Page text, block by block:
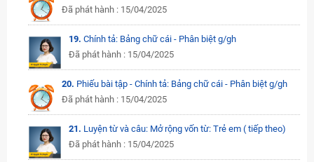
Đã phát hành : 15/04/2025
19. Chính tả: Bảng chữ cái - Phân biệt g/gh
Đã phát hành : 15/04/2025
20. Phiếu bài tập - Chính tả: Bảng chữ cái - Phân biệt g/gh
Đã phát hành : 15/04/2025
21. Luyện từ và câu: Mở rộng vốn từ: Trẻ em ( tiếp theo)
Đã phát hành : 15/04/2025